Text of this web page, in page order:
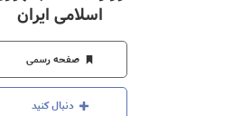
و
روابط
اسلامی ایران
صفحه رسمی
دنبال کنید